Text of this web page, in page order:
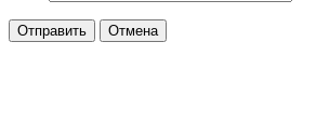
Отправить Отмена